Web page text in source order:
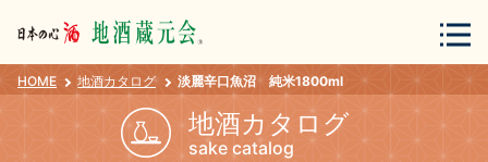
会員登録 ログイン
HOME 地酒カタログ 淡麗辛口魚沼 純米1800ml
地酒カタログ
sake catalog